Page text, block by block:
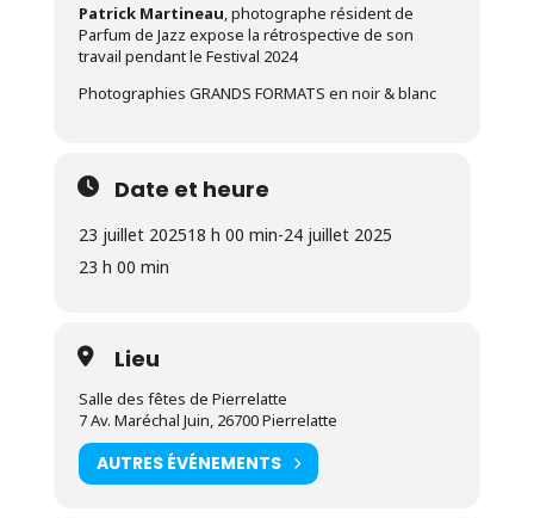
Patrick Martineau, photographe résident de
Parfum de Jazz expose la rétrospective de son
travail pendant le Festival 2024
Photographies GRANDS FORMATS en noir & blanc
Date et heure
23 juillet 202518 h 00 min-24 juillet 2025
23 h 00 min
Lieu
Salle des fêtes de Pierrelatte
7 Av. Maréchal Juin, 26700 Pierrelatte
AUTRES ÉVÉNEMENTS